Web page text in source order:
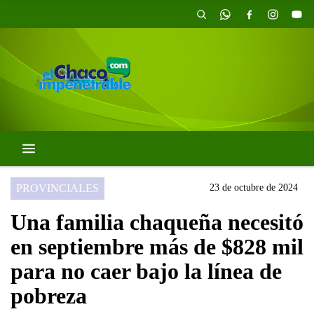
PROVINCIALES 23 de octubre de 2024
Una familia chaqueña necesitó
en septiembre más de $828 mil
para no caer bajo la línea de
pobreza